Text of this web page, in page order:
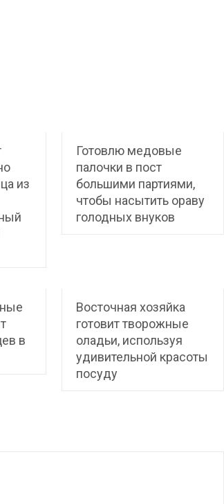
из
Готовлю медовые
палочки в пост
большими партиями,
чтобы насытить ораву
голодных внуков
в
Восточная хозяйка
готовит творожные
оладьи, используя
удивительной красоты
посуду